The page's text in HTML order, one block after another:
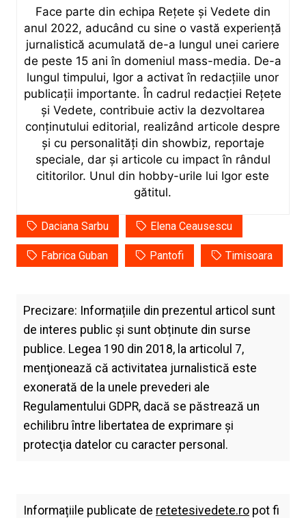
Face parte din echipa Rețete și Vedete din
anul 2022, aducând cu sine o vastă experiență
jurnalistică acumulată de-a lungul unei cariere
de peste 15 ani în domeniul mass-media. De-a
lungul timpului, Igor a activat în redacțiile unor
publicații importante. În cadrul redacției Rețete
și Vedete, contribuie activ la dezvoltarea
conținutului editorial, realizând articole despre
și cu personalități din showbiz, reportaje
speciale, dar și articole cu impact în rândul
cititorilor. Unul din hobby-urile lui Igor este
gătitul.
Daciana Sarbu Elena Ceausescu
Fabrica Guban Pantofi Timisoara
Precizare: Informațiile din prezentul articol sunt
de interes public și sunt obținute din surse
publice. Legea 190 din 2018, la articolul 7,
menţionează că activitatea jurnalistică este
exonerată de la unele prevederi ale
Regulamentului GDPR, dacă se păstrează un
echilibru între libertatea de exprimare şi
protecţia datelor cu caracter personal.
Informațiile publicate de retetesivedete.ropot fi